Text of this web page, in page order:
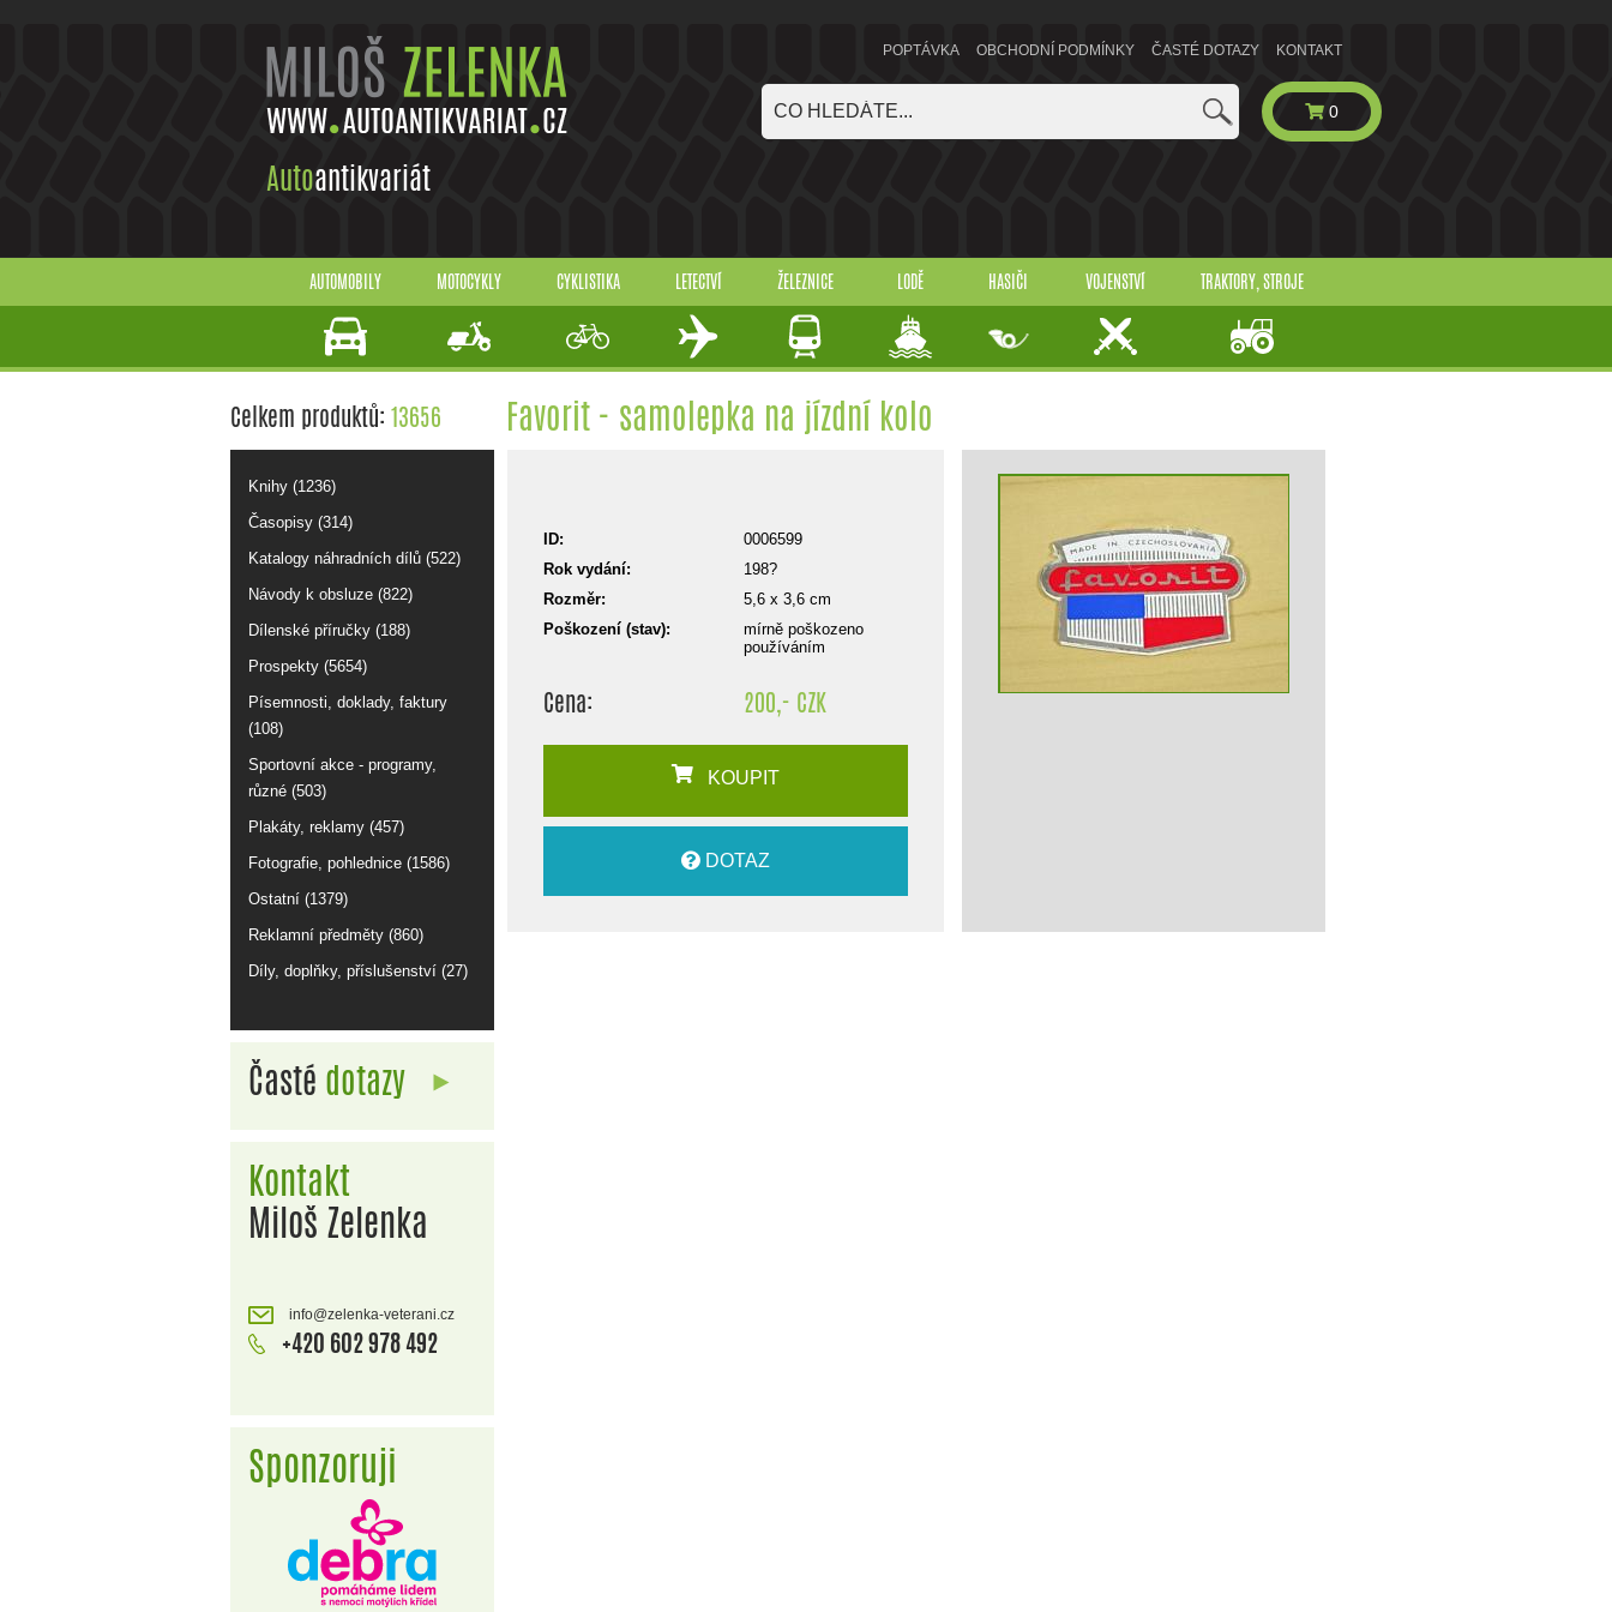
Autoantikvariát
POPTÁVKA OBCHODNÍ PODMÍNKY ČASTÉ DOTAZY KONTAKT
0
AUTOMOBILY MOTOCYKLY CYKLISTIKA LETECTVÍ ŽELEZNICE LODĚ HASIČI VOJENSTVÍ TRAKTORY, STROJE
Celkem produktů: 13656
Knihy (1236)
Časopisy (314)
Katalogy náhradních dílů (522)
Návody k obsluze (822)
Dílenské příručky (188)
Prospekty (5654)
Písemnosti, doklady, faktury
(108)
Sportovní akce - programy,
různé (503)
Plakáty, reklamy (457)
Fotografie, pohlednice (1586)
Ostatní (1379)
Reklamní předměty (860)
Díly, doplňky, příslušenství (27)
Časté dotazy
Kontakt
Miloš Zelenka
info@zelenka-veterani.cz
+420 602 978 492
Sponzoruji
Favorit - samolepka na jízdní kolo
ID:
0006599
Rok vydání:
198?
Rozměr:
5,6 x 3,6 cm
Poškození (stav):
mírně poškozeno
používáním
Cena: 200,- CZK
KOUPIT
DOTAZ